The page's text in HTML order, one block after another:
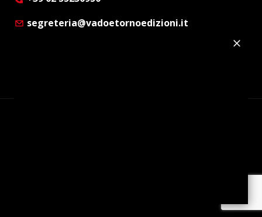
segreteria@vadoetornoedizioni.it